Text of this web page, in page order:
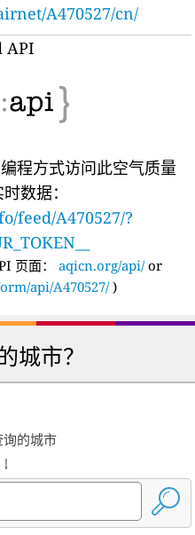
A470527/cn/
API
程方式访问此空气质量
数据：
feed/A470527/?
页面： aqicn.org/api/or
api/A470527/)
城市？
的城市